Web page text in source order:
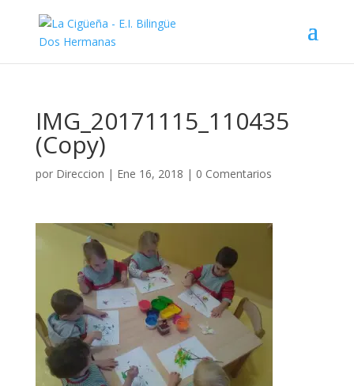
IMG_20171115_110435
(Copy)
por Direccion | Ene 16, 2018 | 0 Comentarios